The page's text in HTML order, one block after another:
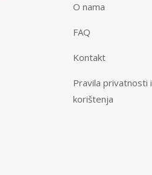
O nama
FAQ
Kontakt
Pravila privatnosti i
korištenja